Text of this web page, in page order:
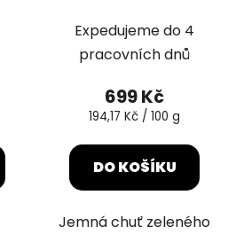
Expedujeme do 4
pracovních dnů
699 Kč
Měrná
194,17 Kč / 100 g
DO KOŠÍKU
Jemná chuť zeleného